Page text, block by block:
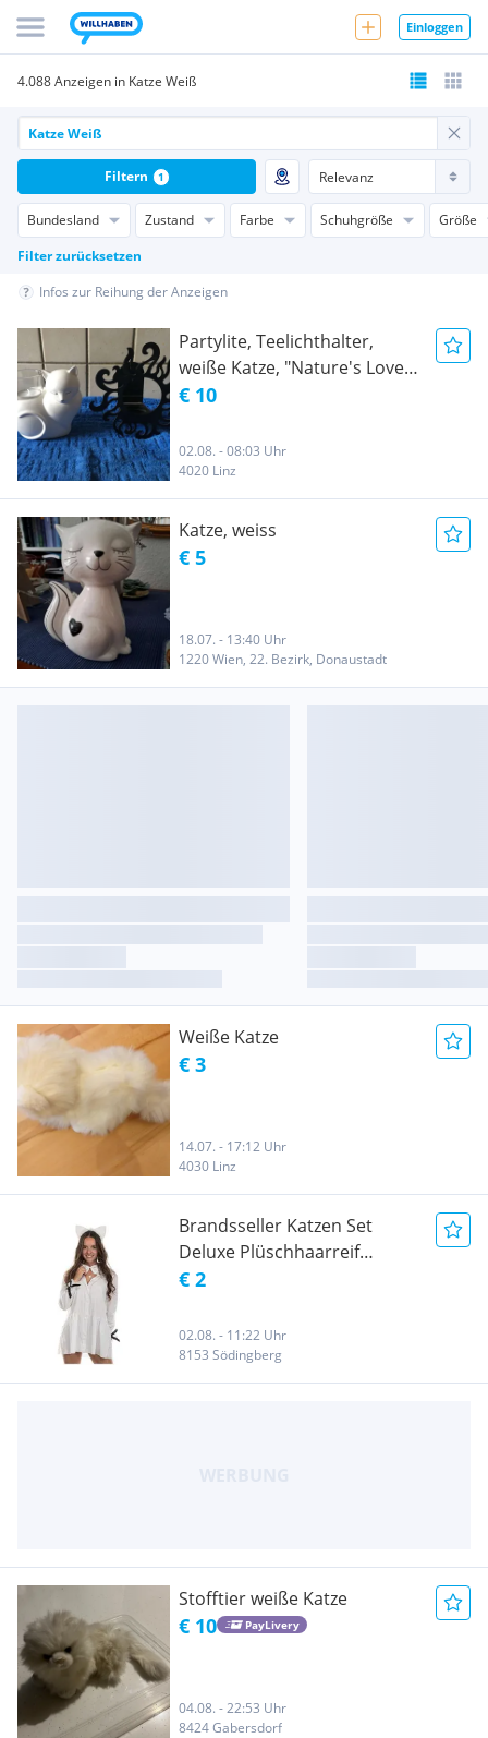
Einloggen
4.088 Anzeigen in Katze Weiß
Bundesland Zustand Farbe Schuhgröße
Größe
Filter zurücksetzen
Filtern 1
Infos zur Reihung der Anzeigen
Partylite, Teelichthalter,
weiße Katze, "Nature's Love",
Katzenbaby - kleine weiße
€ 10
02.08. - 08:03 Uhr
4020 Linz
Katze, weiss
€ 5
18.07. - 13:40 Uhr
1220 Wien, 22. Bezirk, Donaustadt
Weiße Katze
€ 3
14.07. - 17:12 Uhr
4030 Linz
Brandsseller Katzen Set
Deluxe Plüschhaarreif
Samtohren
mit weißer Schleife Katzen
Set -Weiss
€ 2
02.08. - 11:22 Uhr
8153 Södingberg
Stofftier weiße Katze
€ 10 PayLivery
04.08. - 22:53 Uhr
8424 Gabersdorf